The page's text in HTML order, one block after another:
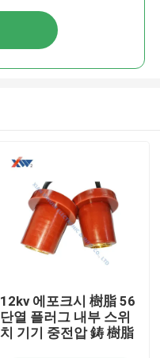
12kv 에포크시 樹脂 56
단열 플러그 내부 스위
치 기기 중전압 鋳 樹脂